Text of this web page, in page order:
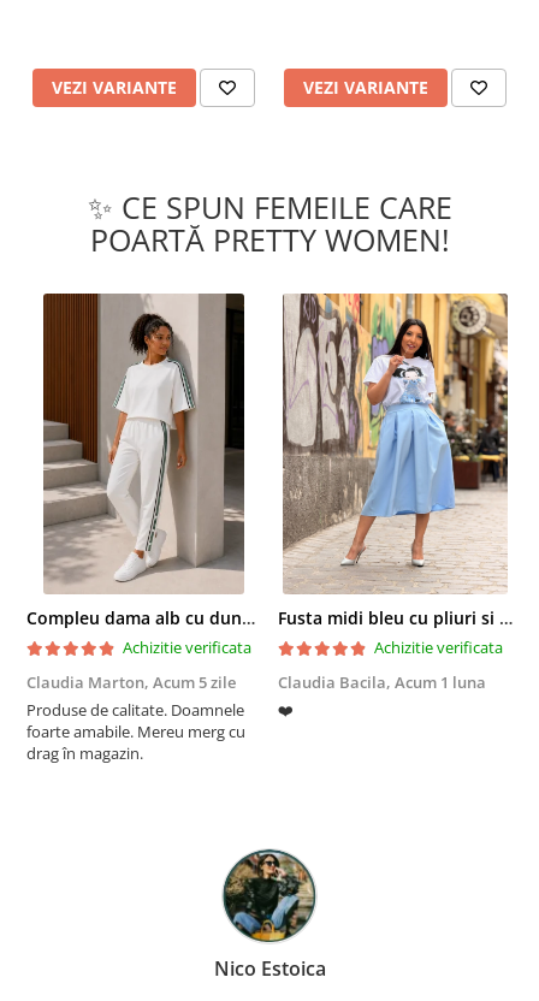
VEZI VARIANTE VEZI VARIANTE
✨ CE SPUN FEMEILE CARE
POARTĂ PRETTY WOMEN!
Compleu dama alb cu dungi laterale in nuante de verde si negru
Achizitie verificata
Claudia Marton, Acum 5 zile
Produse de calitate. Doamnele
foarte amabile. Mereu merg cu
drag în magazin.
Fusta midi bleu cu pliuri si buzunare
Achizitie verificata
Claudia Bacila, Acum 1 luna
❤️
Nico Estoica